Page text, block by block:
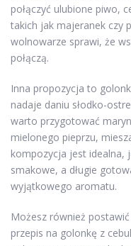
połączyć ulubione piwo,
takich jak majeranek czy
wolnowarze sprawi, że
połączą.
Inna propozycja to
nadaje daniu słodko-
warto przygotować
mielonego pieprzu,
kompozycja jest idealna,
smakowe, a długie
wyjątkowego aromatu.
Możesz również
przepis na golonkę z